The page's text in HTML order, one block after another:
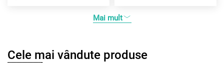
Mai mult
Cele mai vândute produse